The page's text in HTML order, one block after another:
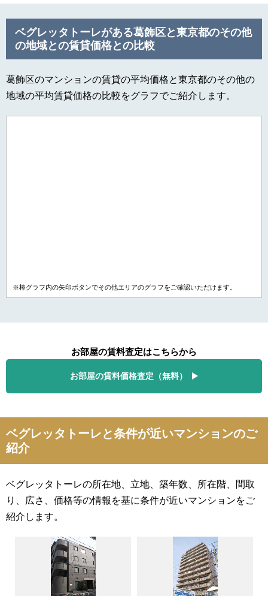
ベグレッタトーレがある葛飾区と東京都のその他
の地域との賃貸価格との比較
葛飾区のマンションの賃貸の平均価格と東京都のその他の
地域の平均賃貸価格の比較をグラフでご紹介します。
※棒グラフ内の矢印ボタンでその他エリアのグラフをご確認いただけます。
お部屋の賃料査定はこちらから
お部屋の賃料価格査定（無料）
ベグレッタトーレと条件が近いマンションのご
紹介
ベグレッタトーレの所在地、立地、築年数、所在階、間取
り、広さ、価格等の情報を基に条件が近いマンションをご
紹介します。